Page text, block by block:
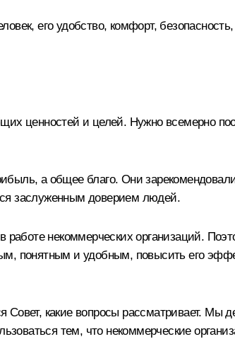
его удобство, комфорт,
ценностей и целей. Нужно всемерно
а общее благо. Они
заслуженным доверием людей.
работе некоммерческих организаций.
понятным и удобным, повысить его
какие вопросы рассматривает. Мы
тем, что некоммерческие